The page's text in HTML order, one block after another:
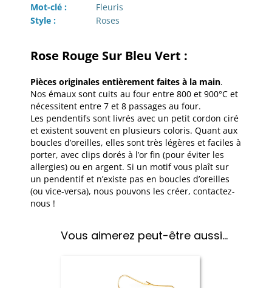
Mot-clé :
Fleuris
Style :
Roses
Rose Rouge Sur Bleu Vert :
Pièces originales entièrement faites à la main.
Nos émaux sont cuits au four entre 800 et 900°C et
nécessitent entre 7 et 8 passages au four.
Les pendentifs sont livrés avec un petit cordon ciré
et existent souvent en plusieurs coloris. Quant aux
boucles d’oreilles, elles sont très légères et faciles à
porter, avec clips dorés à l’or fin (pour éviter les
allergies) ou en argent. Si un motif vous plaît sur
un pendentif et n’existe pas en boucles d’oreilles
(ou vice-versa), nous pouvons les créer, contactez-
nous !
Vous aimerez peut-être aussi…